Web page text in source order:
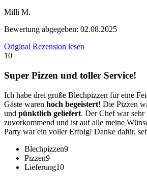
Milli M.
Bewertung abgegeben: 02.08.2025
Original Rezension lesen
10
Super Pizzen und toller Service!
Ich habe drei große Blechpizzen für eine
Gäste waren hoch begeistert! Die Pizzen
und pünktlich geliefert. Der Chef war sehr
zuvorkommend und ist auf alle meine
Party war ein voller Erfolg! Danke dafür,
Blechpizzen9
Pizzen9
Lieferung10